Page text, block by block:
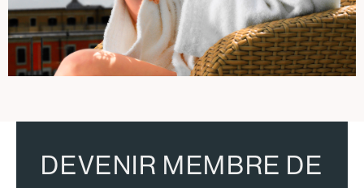
DEVENIR MEMBRE DE